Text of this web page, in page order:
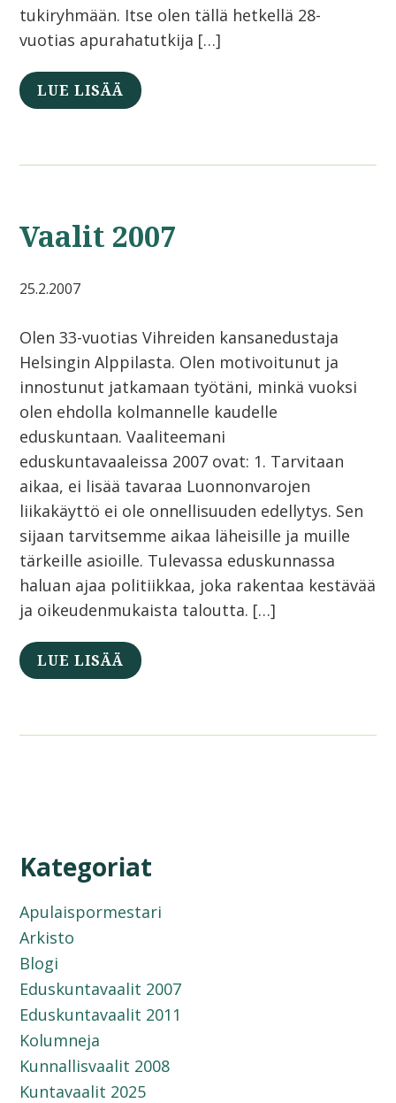
tukiryhmään. Itse olen tällä hetkellä 28-
vuotias apurahatutkija […]
LUE LISÄÄ
Vaalit 2007
25.2.2007
Olen 33-vuotias Vihreiden kansanedustaja
Helsingin Alppilasta. Olen motivoitunut ja
innostunut jatkamaan työtäni, minkä vuoksi
olen ehdolla kolmannelle kaudelle
eduskuntaan. Vaaliteemani
eduskuntavaaleissa 2007 ovat: 1. Tarvitaan
aikaa, ei lisää tavaraa Luonnonvarojen
liikakäyttö ei ole onnellisuuden edellytys. Sen
sijaan tarvitsemme aikaa läheisille ja muille
tärkeille asioille. Tulevassa eduskunnassa
haluan ajaa politiikkaa, joka rakentaa kestävää
ja oikeudenmukaista taloutta. […]
LUE LISÄÄ
Kategoriat
Apulaispormestari
Arkisto
Blogi
Eduskuntavaalit 2007
Eduskuntavaalit 2011
Kolumneja
Kunnallisvaalit 2008
Kuntavaalit 2025